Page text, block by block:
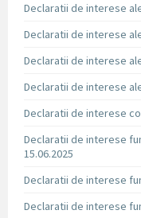
Declaratii de interese
Declaratii de interese
Declaratii de interese
Declaratii de interese
Declaratii de interese
Declaratii de interese
15.06.2025
Declaratii de interese
Declaratii de interese